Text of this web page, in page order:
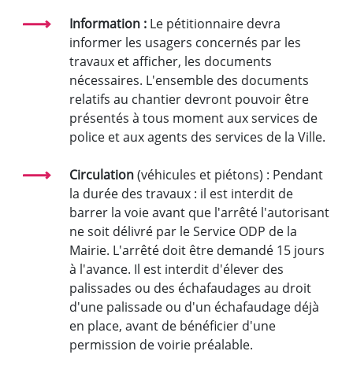
Information : Le pétitionnaire devra
informer les usagers concernés par les
travaux et afficher, les documents
nécessaires. L'ensemble des documents
relatifs au chantier devront pouvoir être
présentés à tous moment aux services de
police et aux agents des services de la Ville.
Circulation(véhicules et piétons) : Pendant
la durée des travaux : il est interdit de
barrer la voie avant que l'arrêté l'autorisant
ne soit délivré par le Service ODP de la
Mairie. L'arrêté doit être demandé 15 jours
à l'avance. Il est interdit d'élever des
palissades ou des échafaudages au droit
d'une palissade ou d'un échafaudage déjà
en place, avant de bénéficier d'une
permission de voirie préalable.